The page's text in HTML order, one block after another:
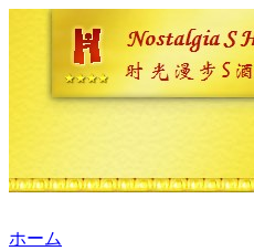
ホーム